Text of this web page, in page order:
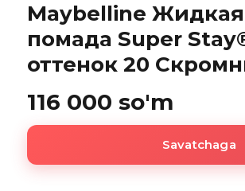
Maybelline
помада Super
оттенок 20
116 000 so'm
Savatchaga